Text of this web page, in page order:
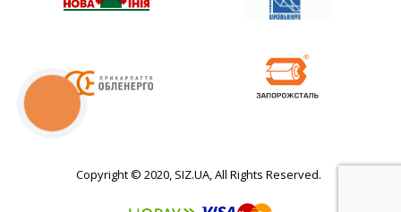
Copyright © 2020, SIZ.UA, All Rights Reserved.